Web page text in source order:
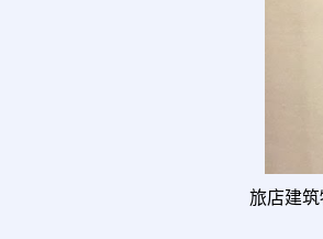
旅店建